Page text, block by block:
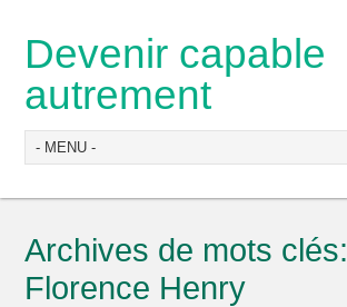
Devenir capable
autrement
Archives de mots clés:
Florence Henry